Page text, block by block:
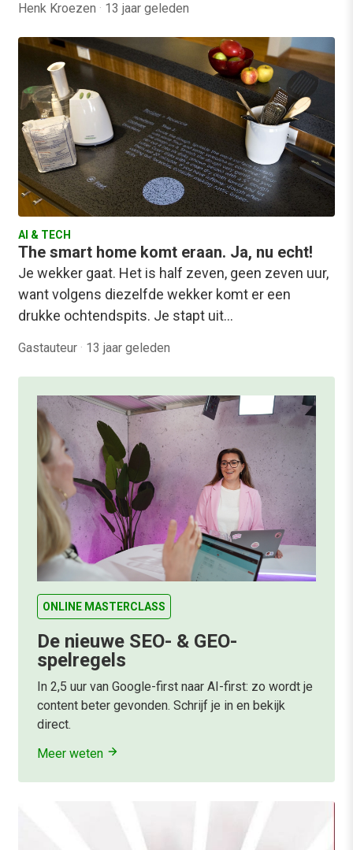
Henk Kroezen · 13 jaar geleden
AI & TECH
The smart home komt eraan. Ja, nu echt!
Je wekker gaat. Het is half zeven, geen zeven uur,
want volgens diezelfde wekker komt er een
drukke ochtendspits. Je stapt uit…
Gastauteur · 13 jaar geleden
ONLINE MASTERCLASS
De nieuwe SEO- & GEO-
spelregels
In 2,5 uur van Google-first naar AI-first: zo wordt je
content beter gevonden. Schrijf je in en bekijk
direct.
Meer weten